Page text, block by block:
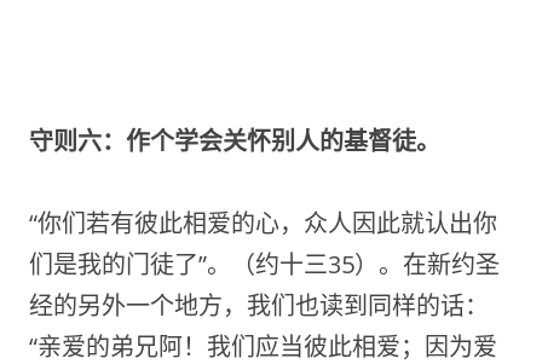
守则六：作个学会关怀别人的基督徒。
“你们若有彼此相爱的心，众人因此就认出你
们是我的门徒了”。（约十三35）。在新约圣
经的另外一个地方，我们也读到同样的话：
“亲爱的弟兄阿！我们应当彼此相爱；因为爱